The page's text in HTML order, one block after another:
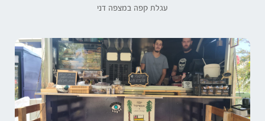
עגלת קפה במצפה דני